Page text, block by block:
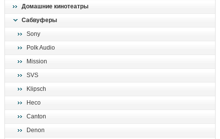
проигрыватели
Домашние кинотеатры
Сабвуферы
Sony
Polk Audio
Mission
SVS
Klipsch
Heco
Canton
Denon